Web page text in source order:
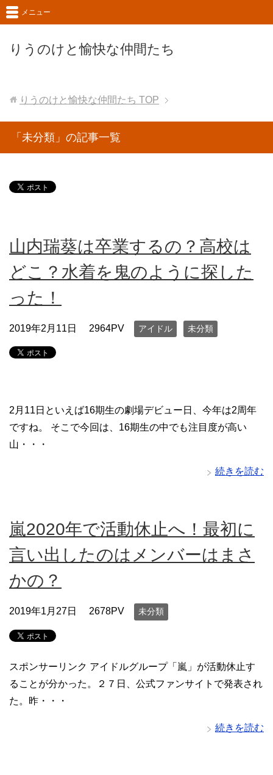
りうのけと愉快な仲間たち
メニュー
りうのけと愉快な仲間たち TOP
「未分類」の記事一覧
山内瑞葵は卒業するの？高校は
どこ？水着を鬼のように探した
った！
2019年2月11日 2964PV アイドル 未分類
2月11日といえば16期生の劇場デビュー日、今年は2周年
ですね。 そこで今回は、16期生の中でも注目度が高い
山・・・
続きを読む
嵐2020年で活動休止へ！最初に
言い出したのはメンバーはまさ
かの？
2019年1月27日 2678PV 未分類
スポンサーリンク アイドルグループ「嵐」が活動休止す
ることが分かった。２７日、公式ファンサイトで発表され
た。昨・・・
続きを読む